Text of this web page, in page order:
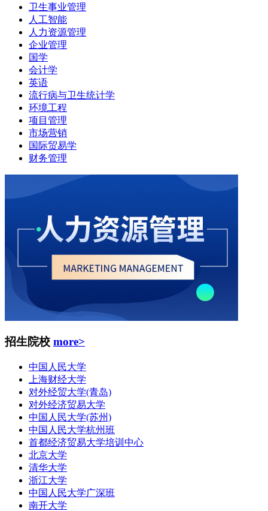
卫生事业管理
人工智能
人力资源管理
企业管理
国学
会计学
英语
流行病与卫生统计学
环境工程
项目管理
市场营销
国际贸易学
财务管理
招生院校 more>
中国人民大学
上海财经大学
对外经贸大学(青岛)
对外经济贸易大学
中国人民大学(苏州)
中国人民大学杭州班
首都经济贸易大学培训中心
北京大学
清华大学
浙江大学
中国人民大学广深班
南开大学